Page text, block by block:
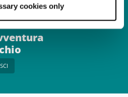
cookies only